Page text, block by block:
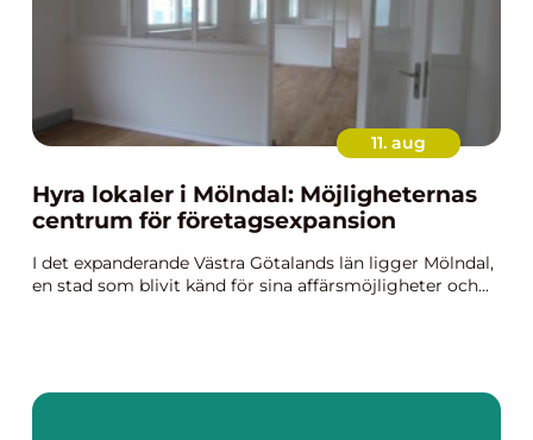
11. aug
Hyra lokaler i Mölndal: Möjligheternas
centrum för företagsexpansion
I det expanderande Västra Götalands län ligger Mölndal,
en stad som blivit känd för sina affärsmöjligheter och...